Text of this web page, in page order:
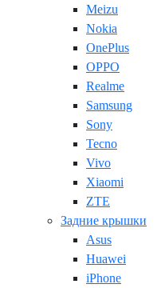
Meizu
Nokia
OnePlus
OPPO
Realme
Samsung
Sony
Tecno
Vivo
Xiaomi
ZTE
Задние крышки
Asus
Huawei
iPhone